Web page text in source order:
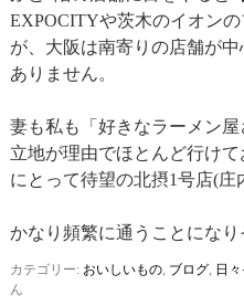
EXPOCITYや茨木のイオン
が、大阪は南寄りの店舗が
ありません。
妻も私も「好きなラーメン屋
立地が理由でほとんど行け
にとって待望の北摂1号店(庄
かなり頻繁に通うことになり
カテゴリー: おいしいもの, ブログ, 日
ん